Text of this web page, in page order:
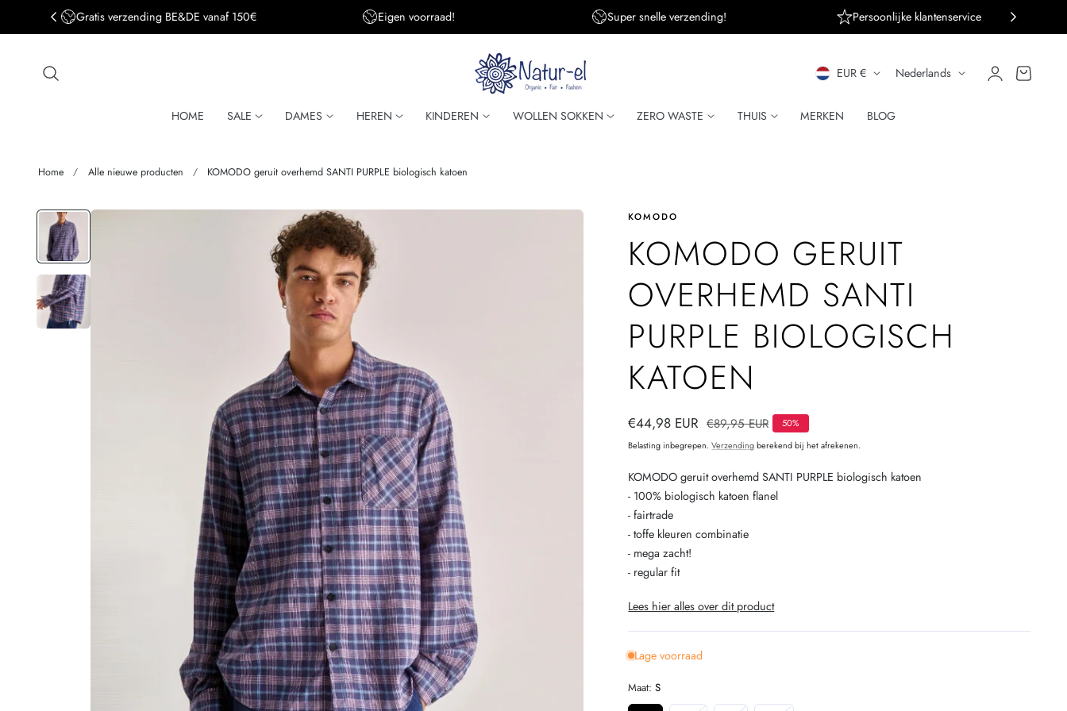
de inhoud Gratis verzending BE&DE vanaf 150€ Eigen voorraad! Super snelle verzending! Persoonlijke klantenservice
HOME SALE DAMES HEREN KINDEREN WOLLEN SOKKEN ZERO WASTE THUIS MERKEN BLOG
L
A
R
E
G
I
EUR €
T
A
Nederlands Inloggen
Winkelwagen
Home Alle nieuwe producten KOMODO geruit overhemd SANTI PURPLE biologisch katoen
KOMODO
KOMODO GERUIT
OVERHEMD SANTI
PURPLE BIOLOGISCH
KATOEN
Verkoopprijs
€44,98 EUR Normale
prijs
€89,95 EUR
50%
Belasting inbegrepen.Verzendingberekend bij het afrekenen.
KOMODO geruit overhemd SANTI PURPLE biologisch katoen
- 100% biologisch katoen flanel
- fairtrade
- toffe kleuren combinatie
- mega zacht!
- regular fit
Lees hier alles over dit product
Lage voorraad
Maat:S